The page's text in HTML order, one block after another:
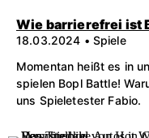
Wie barrierefrei ist
18.03.2024 • Spiele
Momentan heißt es in
spielen Bopl Battle!
uns Spieletester Fabio.